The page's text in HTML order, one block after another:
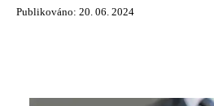
Publikováno: 20. 06. 2024